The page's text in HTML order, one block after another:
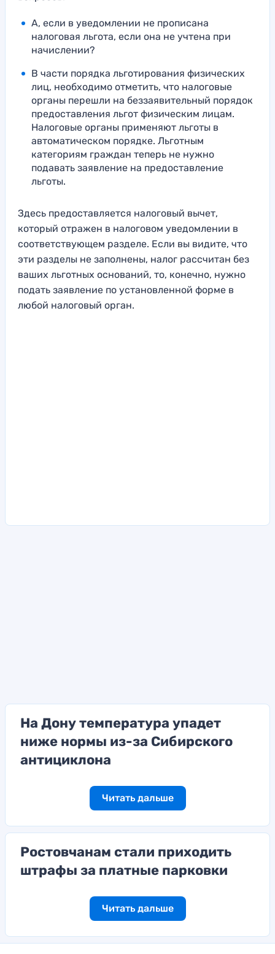
А, если в уведомлении не прописана
налоговая льгота, если она не учтена при
начислении?
В части порядка льготирования физических
лиц, необходимо отметить, что налоговые
органы перешли на беззаявительный порядок
предоставления льгот физическим лицам.
Налоговые органы применяют льготы в
автоматическом порядке. Льготным
категориям граждан теперь не нужно
подавать заявление на предоставление
льготы.
Здесь предоставляется налоговый вычет,
который отражен в налоговом уведомлении в
соответствующем разделе. Если вы видите, что
эти разделы не заполнены, налог рассчитан без
ваших льготных оснований, то, конечно, нужно
подать заявление по установленной форме в
любой налоговый орган.
На Дону температура упадет
ниже нормы из-за Сибирского
антициклона
Читать дальше
Ростовчанам стали приходить
штрафы за платные парковки
Читать дальше